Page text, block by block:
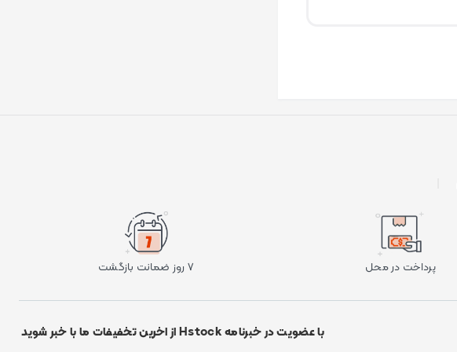
پرداخت در محل ۷ روز ضمانت بازگشت
با عضویت در خبرنامه Hstock از اخرین تخفیفات ما با خبر شوید